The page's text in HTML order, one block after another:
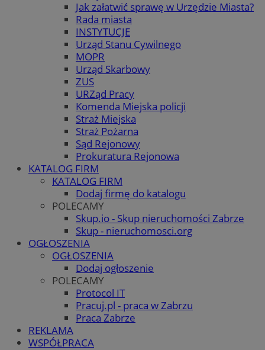
Jak załatwić sprawę w Urzędzie Miasta?
Rada miasta
INSTYTUCJE
Urząd Stanu Cywilnego
MOPR
Urząd Skarbowy
ZUS
URZąd Pracy
Komenda Miejska policji
Straż Miejska
Straż Pożarna
Sąd Rejonowy
Prokuratura Rejonowa
KATALOG FIRM
KATALOG FIRM
Dodaj firmę do katalogu
POLECAMY
Skup.io - Skup nieruchomości Zabrze
Skup - nieruchomosci.org
OGŁOSZENIA
OGŁOSZENIA
Dodaj ogłoszenie
POLECAMY
Protocol IT
Pracuj.pl - praca w Zabrzu
Praca Zabrze
REKLAMA
WSPÓŁPRACA